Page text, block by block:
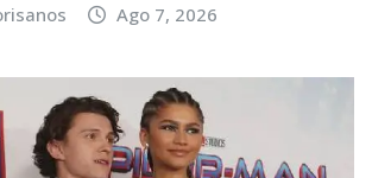
Ago 7, 2026